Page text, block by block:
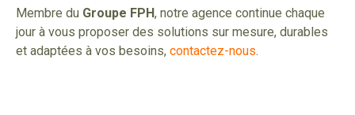
Membre du Groupe FPH, notre agence continue chaque
jour à vous proposer des solutions sur mesure, durables
et adaptées à vos besoins, contactez-nous.